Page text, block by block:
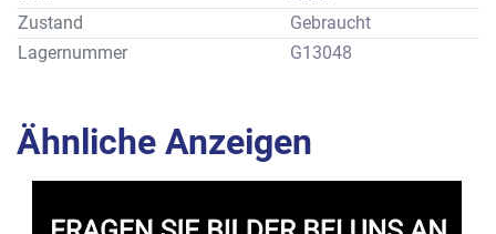
Zustand
Gebraucht
Lagernummer
G13048
Ähnliche Anzeigen